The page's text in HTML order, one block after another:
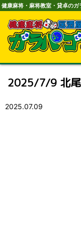
健康麻将・麻将教室・貸卓の
2025/7/9 北尾
2025.07.09